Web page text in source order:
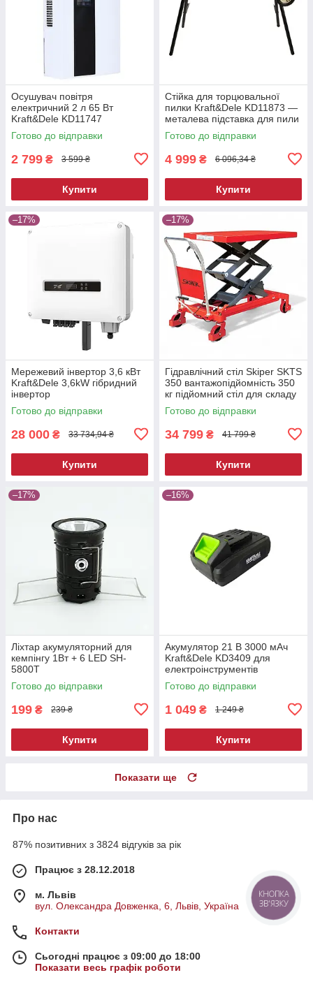
Осушувач повітря
електричний 2 л 65 Вт
Kraft&Dele KD11747
побутовий вологопоглинач
Готово до відправки
2 799 ₴ 3 599 ₴
Купити
Стійка для торцювальної
пилки Kraft&Dele KD11873 —
металева підставка для пили
Готово до відправки
4 999 ₴ 6 096,34 ₴
Купити
–17%
Мережевий інвертор 3,6 кВт
Kraft&Dele 3,6kW гібридний
інвертор
Готово до відправки
28 000 ₴ 33 734,94 ₴
Купити
–17%
Гідравлічний стіл Skiper SKTS
350 вантажопідйомність 350
кг підйомний стіл для складу
та СТО
Готово до відправки
34 799 ₴ 41 799 ₴
Купити
–17%
Ліхтар акумуляторний для
кемпінгу 1Вт + 6 LED SH-
5800T
Готово до відправки
199 ₴ 239 ₴
Купити
–16%
Акумулятор 21 В 3000 мАч
Kraft&Dele KD3409 для
електроінструментів
Готово до відправки
1 049 ₴ 1 249 ₴
Купити
Показати ще
Про нас
87% позитивних з 3824 відгуків за рік
Працює з 28.12.2018
м. Львів
вул. Олександра Довженка, 6, Львів, Україна
Контакти
Сьогодні працює з 09:00 до 18:00
Показати весь графік роботи
КНОПКА
ЗВ'ЯЗКУ